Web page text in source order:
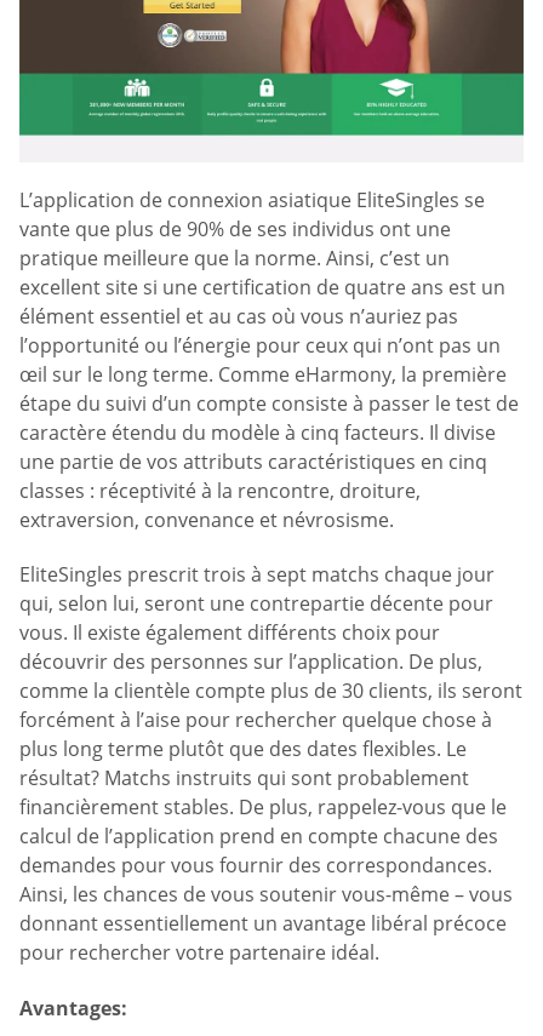
L’application de connexion asiatique EliteSingles se
vante que plus de 90% de ses individus ont une
pratique meilleure que la norme. Ainsi, c’est un
excellent site si une certification de quatre ans est un
élément essentiel et au cas où vous n’auriez pas
l’opportunité ou l’énergie pour ceux qui n’ont pas un
œil sur le long terme. Comme eHarmony, la première
étape du suivi d’un compte consiste à passer le test de
caractère étendu du modèle à cinq facteurs. Il divise
une partie de vos attributs caractéristiques en cinq
classes : réceptivité à la rencontre, droiture,
extraversion, convenance et névrosisme.
EliteSingles prescrit trois à sept matchs chaque jour
qui, selon lui, seront une contrepartie décente pour
vous. Il existe également différents choix pour
découvrir des personnes sur l’application. De plus,
comme la clientèle compte plus de 30 clients, ils seront
forcément à l’aise pour rechercher quelque chose à
plus long terme plutôt que des dates flexibles. Le
résultat? Matchs instruits qui sont probablement
financièrement stables. De plus, rappelez-vous que le
calcul de l’application prend en compte chacune des
demandes pour vous fournir des correspondances.
Ainsi, les chances de vous soutenir vous-même – vous
donnant essentiellement un avantage libéral précoce
pour rechercher votre partenaire idéal.
Avantages: